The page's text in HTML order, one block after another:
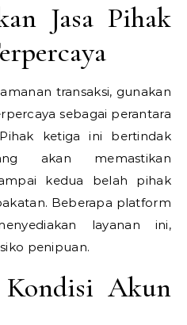
Jasa Pihak
transaksi, gunakan
sebagai perantara
ketiga ini bertindak
akan memastikan
kedua belah pihak
Beberapa platform
layanan ini,
penipuan.
Kondisi Akun